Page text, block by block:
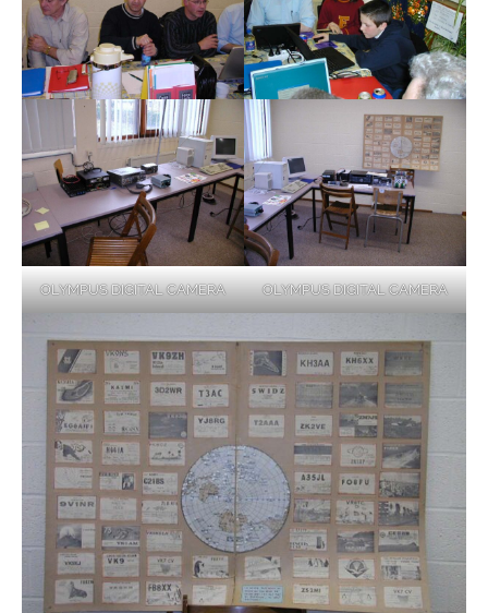
OLYMPUS DIGITAL CAMERA OLYMPUS DIGITAL CAMERA